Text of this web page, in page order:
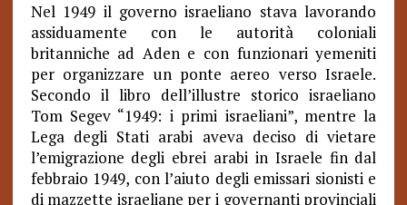
Nel 1949 il governo israeliano stava lavorando
assiduamente con le autorità coloniali
britanniche ad Aden e con funzionari yemeniti
per organizzare un ponte aereo verso Israele.
Secondo il libro dell’illustre storico israeliano
Tom Segev “1949: i primi israeliani”, mentre la
Lega degli Stati arabi aveva deciso di vietare
l’emigrazione degli ebrei arabi in Israele fin dal
febbraio 1949, con l’aiuto degli emissari sionisti e
di mazzette israeliane per i governanti provinciali